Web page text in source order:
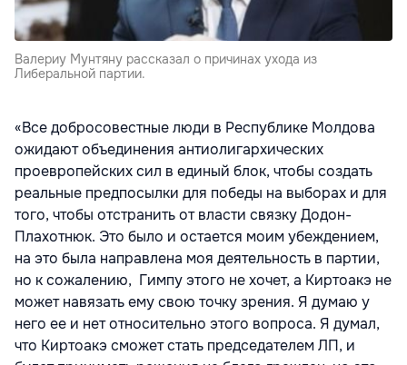
Валериу Мунтяну рассказал о причинах ухода из
Либеральной партии.
«Все добросовестные люди в Республике Молдова
ожидают объединения антиолигархических
проевропейских сил в единый блок, чтобы создать
реальные предпосылки для победы на выборах и для
того, чтобы отстранить от власти связку Додон-
Плахотнюк. Это было и остается моим убеждением,
на это была направлена моя деятельность в партии,
но к сожалению, Гимпу этого не хочет, а Киртоакэ не
может навязать ему свою точку зрения. Я думаю у
него ее и нет относительно этого вопроса. Я думал,
что Киртоакэ сможет стать председателем ЛП, и